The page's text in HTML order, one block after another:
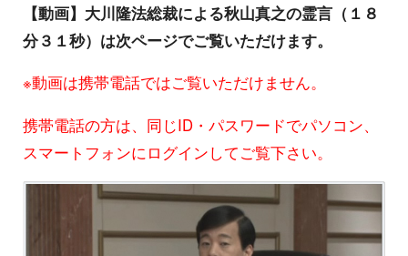
【動画】大川隆法総裁による秋山真之の霊言（１８
分３１秒）は次ページでご覧いただけます。
※動画は携帯電話ではご覧いただけません。
携帯電話の方は、同じID・パスワードでパソコン、
スマートフォンにログインしてご覧下さい。